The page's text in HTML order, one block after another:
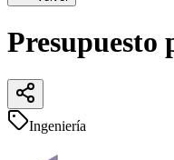
Presupuesto
Ingeniería